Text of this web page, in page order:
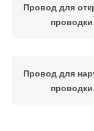
Провод для
проводки
Провод для
проводки